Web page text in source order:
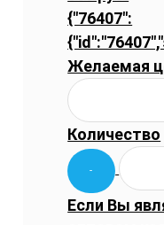
{"76407":
Желаемая
Количество
Если Вы